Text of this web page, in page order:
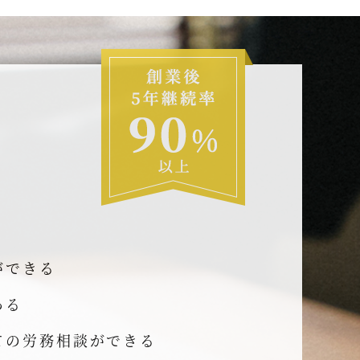
きる
労務相談ができる